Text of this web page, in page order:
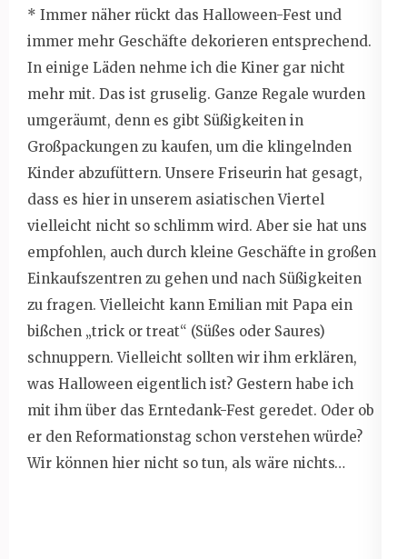
* Immer näher rückt das Halloween-Fest und
immer mehr Geschäfte dekorieren entsprechend.
In einige Läden nehme ich die Kiner gar nicht
mehr mit. Das ist gruselig. Ganze Regale wurden
umgeräumt, denn es gibt Süßigkeiten in
Großpackungen zu kaufen, um die klingelnden
Kinder abzufüttern. Unsere Friseurin hat gesagt,
dass es hier in unserem asiatischen Viertel
vielleicht nicht so schlimm wird. Aber sie hat uns
empfohlen, auch durch kleine Geschäfte in großen
Einkaufszentren zu gehen und nach Süßigkeiten
zu fragen. Vielleicht kann Emilian mit Papa ein
bißchen „trick or treat“ (Süßes oder Saures)
schnuppern. Vielleicht sollten wir ihm erklären,
was Halloween eigentlich ist? Gestern habe ich
mit ihm über das Erntedank-Fest geredet. Oder ob
er den Reformationstag schon verstehen würde?
Wir können hier nicht so tun, als wäre nichts…